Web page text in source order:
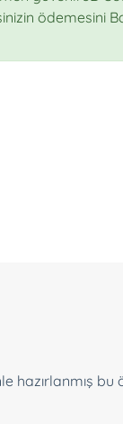
ödemesini
hazırlanmış bu